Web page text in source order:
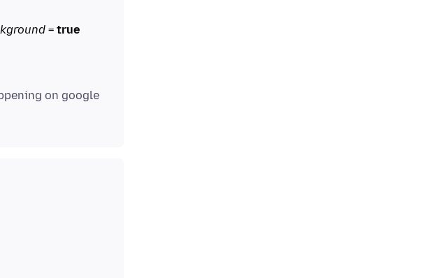
= true
on google